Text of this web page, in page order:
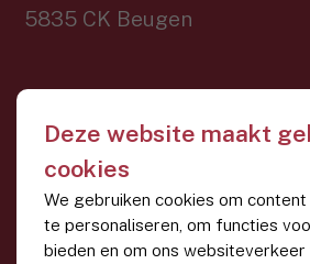
5835 CK Beugen
0485 - 36 13 76
Deze website maakt
cookies
We gebruiken cookies om
te personaliseren, om functies
bieden en om ons websiteverkeer